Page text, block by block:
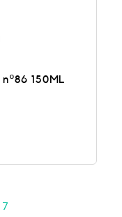
150ML
7